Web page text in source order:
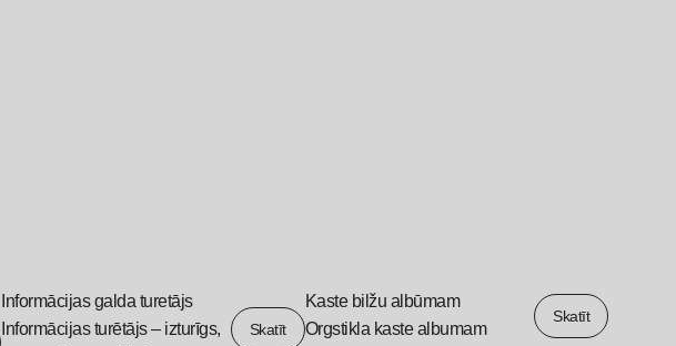
Informācijas galda turetājs
Informācijas turētājs – izturīgs,
Skatīt
Kaste bilžu albūmam
Orgstikla kaste albumam
Skatīt